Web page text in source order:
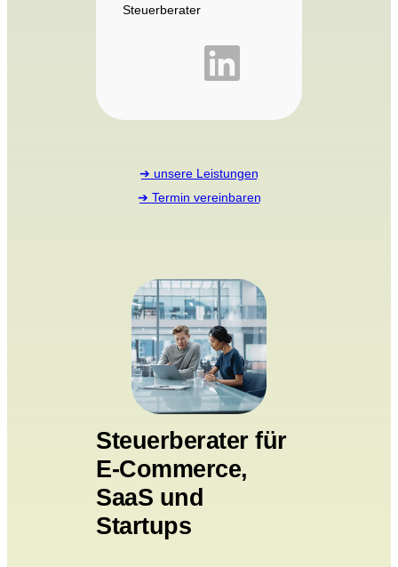
Steuerberater
➔ unsere Leistungen
➔ Termin vereinbaren
Steuerberater für
E-Commerce,
SaaS und
Startups